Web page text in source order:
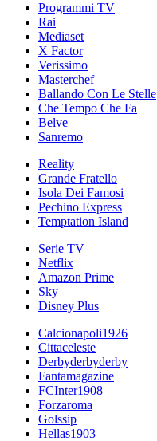
Programmi TV
Rai
Mediaset
X Factor
Verissimo
Masterchef
Ballando Con Le Stelle
Che Tempo Che Fa
Belve
Sanremo
Reality
Grande Fratello
Isola Dei Famosi
Pechino Express
Temptation Island
Serie TV
Netflix
Amazon Prime
Sky
Disney Plus
Calcionapoli1926
Cittaceleste
Derbyderbyderby
Fantamagazine
FCInter1908
Forzaroma
Golssip
Hellas1903